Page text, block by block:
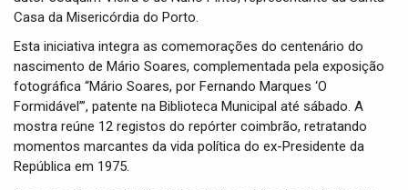
Casa da Misericórdia do Porto.
Esta iniciativa integra as comemorações do centenário do
nascimento de Mário Soares, complementada pela exposição
fotográfica “Mário Soares, por Fernando Marques ‘O
Formidável’”, patente na Biblioteca Municipal até sábado. A
mostra reúne 12 registos do repórter coimbrão, retratando
momentos marcantes da vida política do ex-Presidente da
República em 1975.